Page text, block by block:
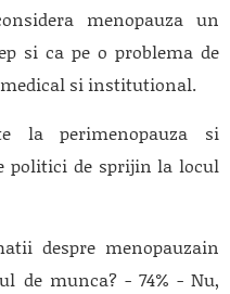
menopauza un
si ca pe o problema de
si institutional.
la perimenopauza si
politici de sprijin la locul
despre menopauzain
de munca? - 74% - Nu,